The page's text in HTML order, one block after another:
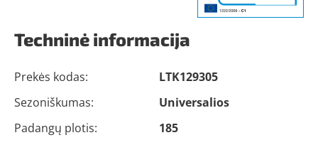
Techninė informacija
Prekės kodas:
LTK129305
Sezoniškumas:
Universalios
Padangų plotis:
185